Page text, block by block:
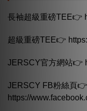
長袖超級重磅TEE👉
超級重磅TEE👉
JERSCY官方網站👉
JERSCY FB粉絲頁👉
https://